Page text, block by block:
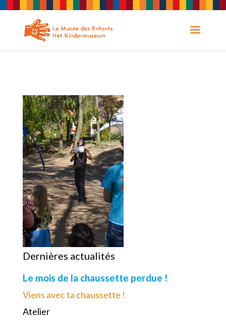
Dernières actualités
Le mois de la chaussette perdue !
Viens avec ta chaussette !
Atelier